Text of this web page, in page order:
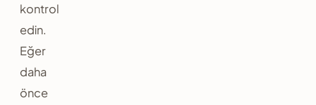
kontrol
edin.
Eğer
daha
önce